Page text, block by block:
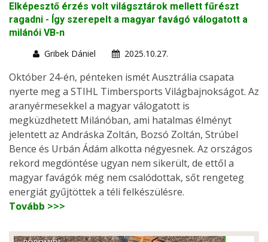
Elképesztő érzés volt világsztárok mellett fűrészt
ragadni - Így szerepelt a magyar favágó válogatott a
milánói VB-n
Gribek Dániel
2025.10.27.
Október 24-én, pénteken ismét Ausztrália csapata
nyerte meg a STIHL Timbersports Világbajnokságot. Az
aranyérmesekkel a magyar válogatott is
megküzdhetett Milánóban, ami hatalmas élményt
jelentett az Andráska Zoltán, Bozsó Zoltán, Strúbel
Bence és Urbán Ádám alkotta négyesnek. Az országos
rekord megdöntése ugyan nem sikerült, de ettől a
magyar favágók még nem csalódottak, sőt rengeteg
energiát gyűjtöttek a téli felkészülésre.
Tovább >>>